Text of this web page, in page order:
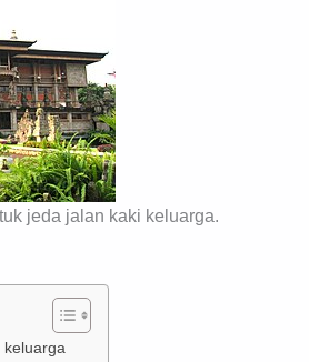
jeda jalan kaki keluarga.
keluarga